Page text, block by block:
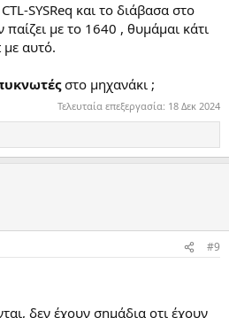
SYSReq και το διάβασα στο
παίζει με το 1640 , θυμάμαι κάτι
αυτό.
στο μηχανάκι ;
Τελευταία επεξεργασία: 18 Δεκ 2024
#9
δεν έχουν σημάδια οτι έχουν